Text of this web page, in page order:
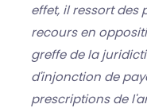
effet, il ressort des
recours en
greffe de la
d'injonction de
prescriptions de